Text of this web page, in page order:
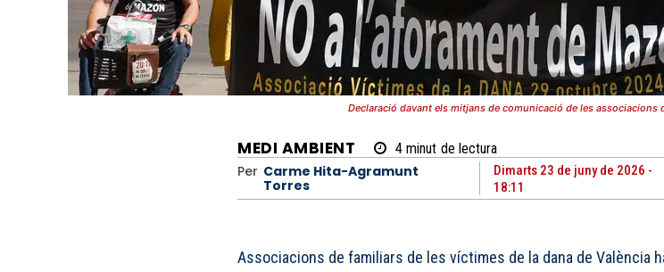
Declaració davant els mitjans de comunicació de les associacions
MEDI AMBIENT 4 minut de lectura
Per Carme Hita-Agramunt
Torres
Dimarts 23 de juny de 2026 -
18:11
Associacions de familiars de les víctimes de la dana de València